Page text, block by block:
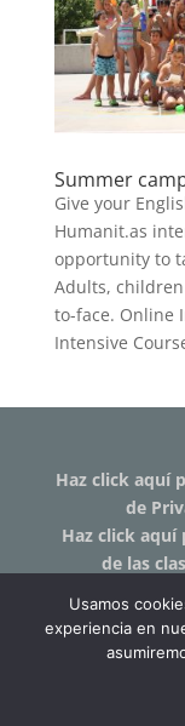
Summer
Give your
Humanit.as
opportunity to
Adults,
to-face. Online
Intensive
Haz click aquí
de
Haz click
de las
Usamos
experiencia en